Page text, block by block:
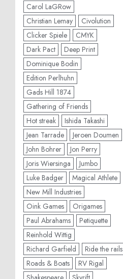
Carol LaGRow
Christian Lemay
Civolution
Clicker Spiele
CMYK
Dark Pact
Deep Print
Dominique Bodin
Edition Perlhuhn
Gads Hill 1874
Gathering of Friends
Hot streak
Ishida Takashi
Jean Tarrade
Jeroen Doumen
John Bohrer
Jon Perry
Joris Wiersinga
Jumbo
Luke Badger
Magical Athlete
New Mill Industries
Oink Games
Origames
Paul Abrahams
Petiquette
Reinhold Wittig
Richard Garfield
Ride the rails
Roads & Boats
RV Rigal